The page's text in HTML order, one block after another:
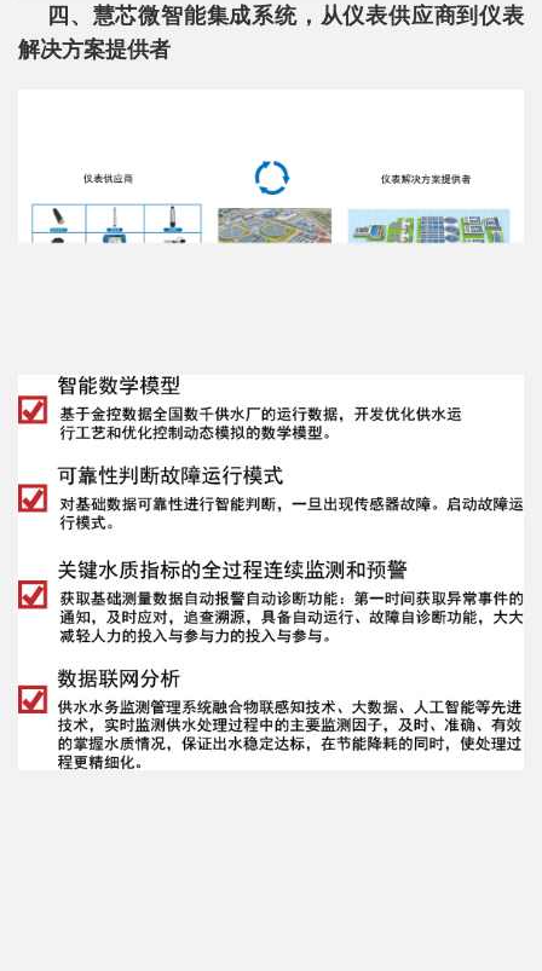
四、慧芯微智能集成系统，从仪表供应商到仪表
解决方案提供者